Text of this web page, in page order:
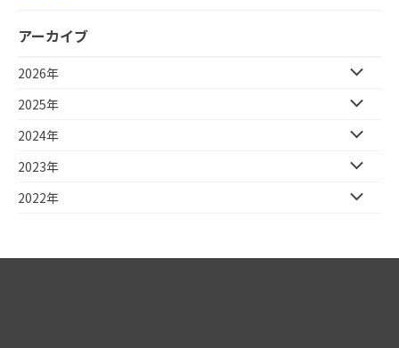
アーカイブ
2026年
2025年
2024年
2023年
2022年